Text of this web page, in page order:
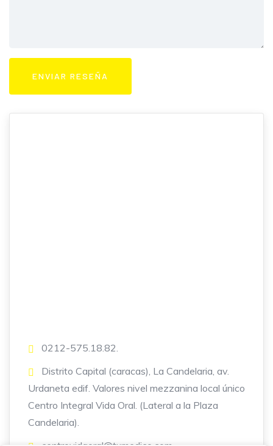
0212-575.18.82.
Distrito Capital (caracas), La Candelaria, av.
Urdaneta edif. Valores nivel mezzanina local único
Centro Integral Vida Oral. (Lateral a la Plaza
Candelaria).